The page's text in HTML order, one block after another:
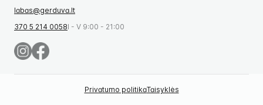
labas@gerduva.lt
370 5 214 0058I - V 9:00 - 21:00
Privatumo politikaTaisyklės